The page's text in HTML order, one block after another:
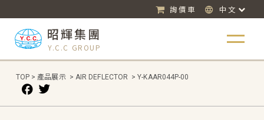
詢價車 中文
昭輝集團
Y.C.C GROUP
TOP > 產品展示 > AIR DEFLECTOR > Y-KAAR044P-00